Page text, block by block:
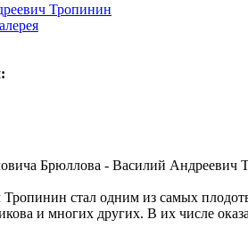
Тропинин
Брюллова - Василий Андреевич
стал одним из самых
и многих других. В их числе